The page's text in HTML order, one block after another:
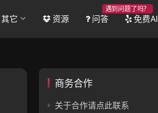
其它 资源 问答
遇到问题了吗？
免费AI
商务合作
关于合作请点此联系